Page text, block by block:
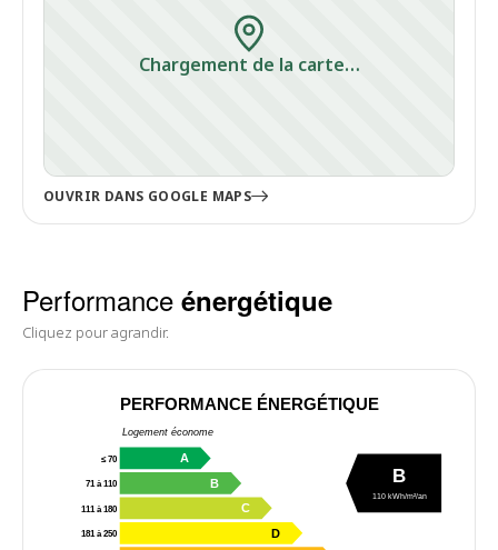
Chargement de la carte…
OUVRIR DANS GOOGLE MAPS
Performance énergétique
Cliquez pour agrandir.
PERFORMANCE ÉNERGÉTIQUE
Logement économe
≤ 70 A
71 à 110 B
111 à 180 C
181 à 250 D
B
110 kWh/m²/an